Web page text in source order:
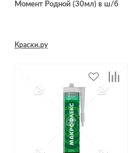
Момент Родной (30мл) в ш/б
Краски.ру